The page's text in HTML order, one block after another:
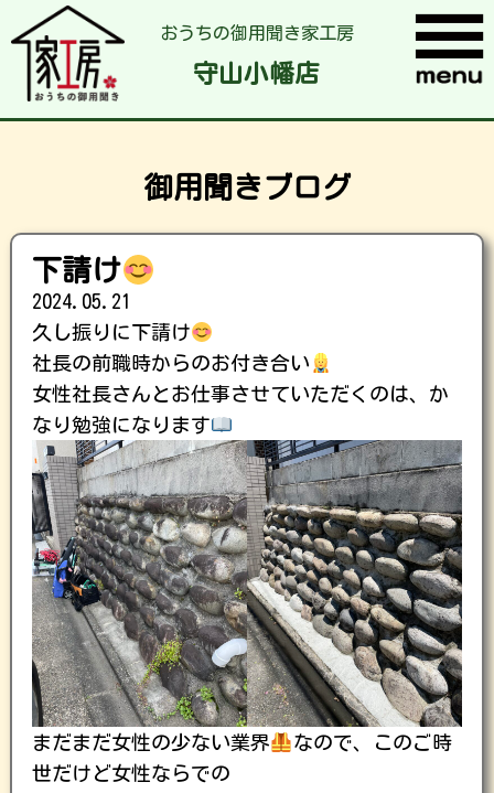
おうちの御用聞き家工房
守山小幡店
御用聞きブログ
下請け
2024.05.21
久し振りに下請け
社長の前職時からのお付き合い
女性社長さんとお仕事させていただくのは、か
なり勉強になります
まだまだ女性の少ない業界
なので、このご時
世だけど女性ならでの